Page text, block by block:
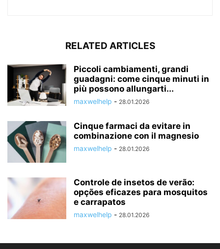
RELATED ARTICLES
Piccoli cambiamenti, grandi
guadagni: come cinque minuti in
più possono allungarti...
maxwelhelp - 28.01.2026
Cinque farmaci da evitare in
combinazione con il magnesio
maxwelhelp - 28.01.2026
Controle de insetos de verão:
opções eficazes para mosquitos
e carrapatos
maxwelhelp - 28.01.2026